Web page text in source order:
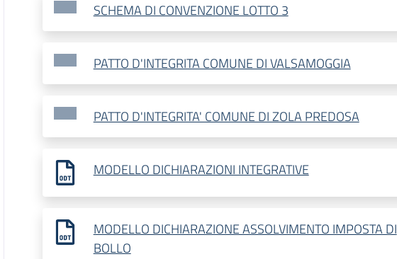
SCHEMA DI CONVENZIONE LOTTO 3
PATTO D'INTEGRITA COMUNE DI VALSAMOGGIA
PATTO D'INTEGRITA' COMUNE DI ZOLA PREDOSA
MODELLO DICHIARAZIONI INTEGRATIVE
MODELLO DICHIARAZIONE ASSOLVIMENTO IMPOSTA DI
BOLLO